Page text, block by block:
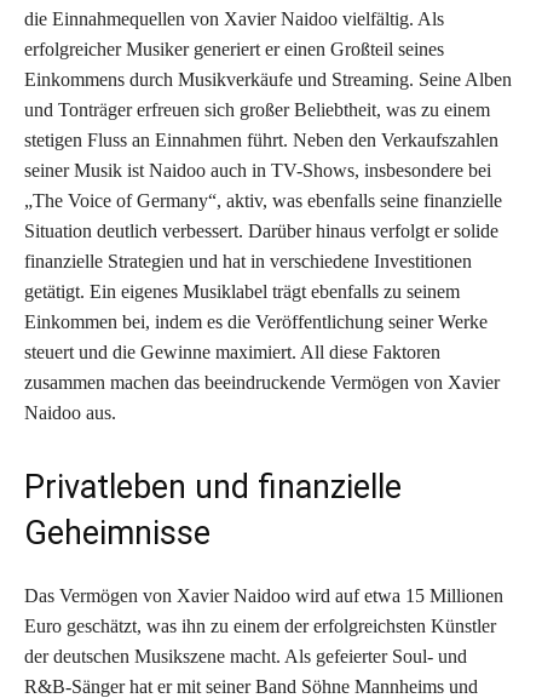
die Einnahmequellen von Xavier Naidoo vielfältig. Als
erfolgreicher Musiker generiert er einen Großteil seines
Einkommens durch Musikverkäufe und Streaming. Seine Alben
und Tonträger erfreuen sich großer Beliebtheit, was zu einem
stetigen Fluss an Einnahmen führt. Neben den Verkaufszahlen
seiner Musik ist Naidoo auch in TV-Shows, insbesondere bei
„The Voice of Germany“, aktiv, was ebenfalls seine finanzielle
Situation deutlich verbessert. Darüber hinaus verfolgt er solide
finanzielle Strategien und hat in verschiedene Investitionen
getätigt. Ein eigenes Musiklabel trägt ebenfalls zu seinem
Einkommen bei, indem es die Veröffentlichung seiner Werke
steuert und die Gewinne maximiert. All diese Faktoren
zusammen machen das beeindruckende Vermögen von Xavier
Naidoo aus.
Privatleben und finanzielle
Geheimnisse
Das Vermögen von Xavier Naidoo wird auf etwa 15 Millionen
Euro geschätzt, was ihn zu einem der erfolgreichsten Künstler
der deutschen Musikszene macht. Als gefeierter Soul- und
R&B-Sänger hat er mit seiner Band Söhne Mannheims und